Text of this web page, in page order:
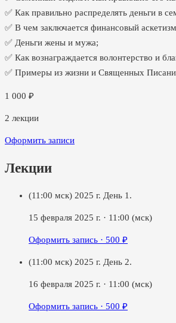
✅ Как правильно распределять деньги в
✅ В чем заключается финансовый
✅ Деньги жены и мужа;
✅ Как вознаграждается волонтерство и
✅ Примеры из жизни и Священных
1 000 ₽
2 лекции
Оформить записи
Лекции
(11:00 мск) 2025 г. День 1.
15 февраля 2025 г. · 11:00 (мск)
Оформить запись · 500 ₽
(11:00 мск) 2025 г. День 2.
16 февраля 2025 г. · 11:00 (мск)
Оформить запись · 500 ₽